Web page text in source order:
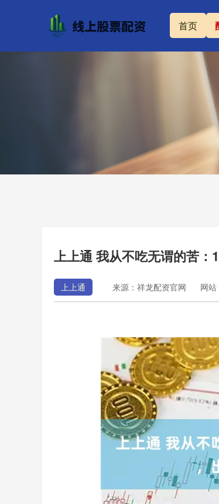
首页
上上通 我从不吃无谓的苦：
上上通 来源：祥龙配资官网 网